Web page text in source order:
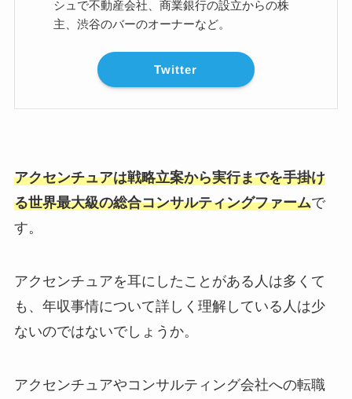
シュで不動産会社、商業銀行の設立からの株
主、渋谷のバーのオーナーなど。
Twitter
アクセンチュアは戦略立案から実行までを手掛け
る世界最大級の総合コンサルティングファームで
す。
アクセンチュアを耳にしたことがある人は多くて
も、年収事情について詳しく理解している人は少
ないのではないでしょうか。
アクセンチュアやコンサルティング会社への転職